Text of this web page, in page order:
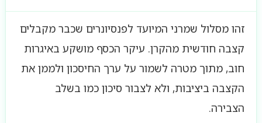
זהו מסלול שמרני המיועד לפנסיונרים שכבר מקבלים
קצבה חודשית מהקרן. עיקר הכסף מושקע באיגרות
חוב, מתוך מטרה לשמור על ערך החיסכון ולממן את
הקצבה ביציבות, ולא לצבור סיכון כמו בשלב
הצבירה.